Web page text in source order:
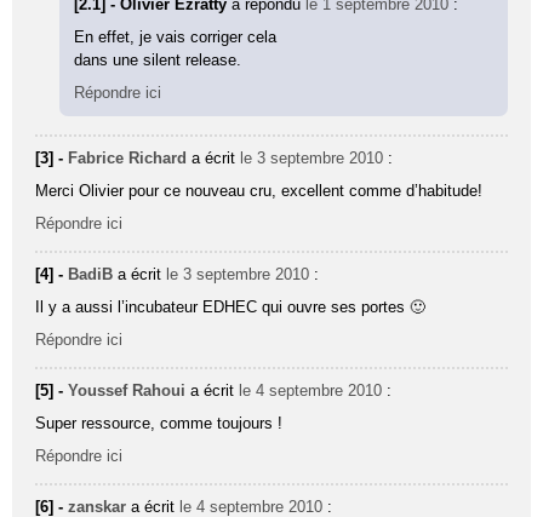
[2.1] - Olivier Ezrattya répondu le 1 septembre 2010 :
En effet, je vais corriger cela
dans une silent release.
Répondre ici
[3] - Fabrice Richard a écrit le 3 septembre 2010 :
Merci Olivier pour ce nouveau cru, excellent comme d’habitude!
Répondre ici
[4] - BadiB a écrit le 3 septembre 2010 :
Il y a aussi l’incubateur EDHEC qui ouvre ses portes 🙂
Répondre ici
[5] -Youssef Rahoui a écrit le 4 septembre 2010 :
Super ressource, comme toujours !
Répondre ici
[6] -zanskar a écrit le 4 septembre 2010 :